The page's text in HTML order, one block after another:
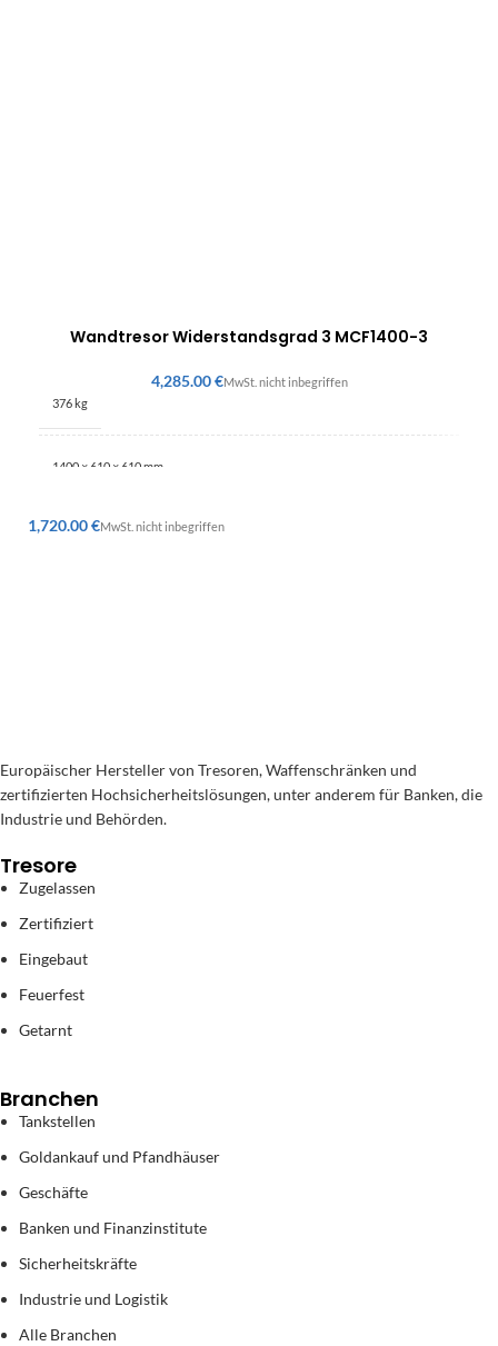
Wandtresor Widerstandsgrad 3 MCF1400-3
€
376 kg
1400 × 610 × 610 mm
Grado 3€
Europäischer Hersteller von Tresoren, Waffenschränken und
zertifizierten Hochsicherheitslösungen, unter anderem für Banken, die
Industrie und Behörden.
Tresore
Zugelassen
Zertifiziert
Eingebaut
Feuerfest
Getarnt
Branchen
Tankstellen
Goldankauf und Pfandhäuser
Geschäfte
Banken und Finanzinstitute
Sicherheitskräfte
Industrie und Logistik
Alle Branchen